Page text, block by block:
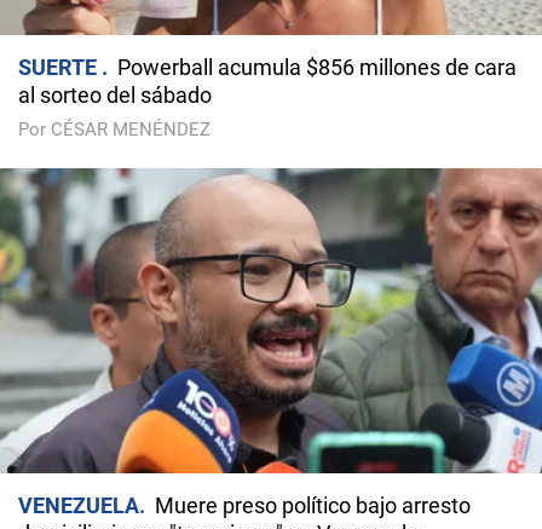
SUERTE
Powerball acumula $856 millones de cara
al sorteo del sábado
Por CÉSAR MENÉNDEZ
VENEZUELA
Muere preso político bajo arresto